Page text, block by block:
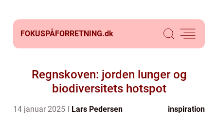
FOKUSPÅFORRETNING.dk
Regnskoven: jorden lunger og
biodiversitets hotspot
14 januar 2025 Lars Pedersen inspiration